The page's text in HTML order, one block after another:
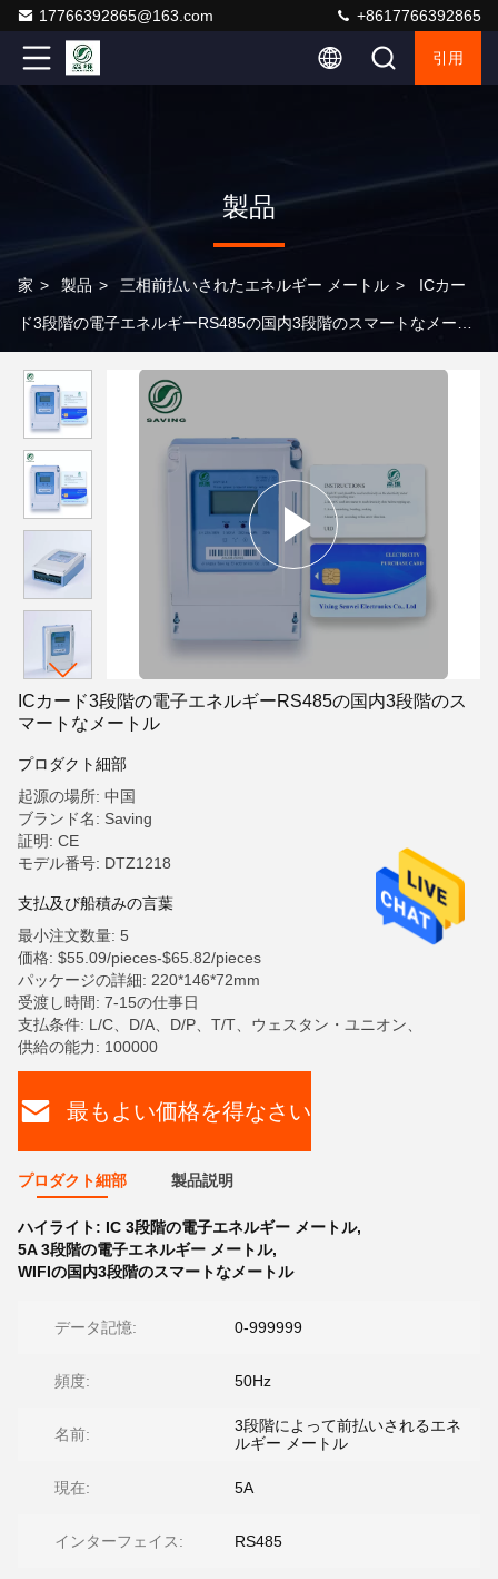
17766392865@163.com +8617766392865
引用
製品
家 > 製品 > 三相前払いされたエネルギー メートル > ICカー
ド3段階の電子エネルギーRS485の国内3段階のスマートなメート
ICカード3段階の電子エネルギーRS485の国内3段階のス
マートなメートル
プロダクト細部
起源の場所: 中国
ブランド名: Saving
証明: CE
モデル番号: DTZ1218
支払及び船積みの言葉
最小注文数量: 5
価格: $55.09/pieces-$65.82/pieces
パッケージの詳細: 220*146*72mm
受渡し時間: 7-15の仕事日
支払条件: L/C、D/A、D/P、T/T、ウェスタン・ユニオン、
供給の能力: 100000
最もよい価格を得なさい
プロダクト細部 製品説明
ハイライト: IC 3段階の電子エネルギー メートル,
5A 3段階の電子エネルギー メートル,
WIFIの国内3段階のスマートなメートル
データ記憶: 0-999999
頻度: 50Hz
名前:
3段階によって前払いされるエネ
ルギー メートル
現在: 5A
インターフェイス: RS485